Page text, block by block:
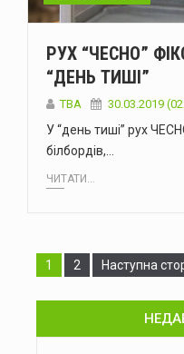
РУХ “ЧЕСНО”
“ДЕНЬ ТИШІ”
TBA 30.03.2019
У “день тиші” рух
білбордів,…
ЧИТАТИ...
Сторінка
1 Сторінка
2 Наступна